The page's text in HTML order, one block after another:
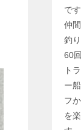
で
仲
釣
60
ト
ー
フ
を